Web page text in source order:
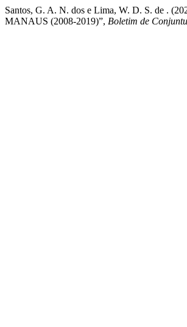
Santos, G. A. N. dos e Lima, W. D. S. de .
MANAUS (2008-2019)”, Boletim de